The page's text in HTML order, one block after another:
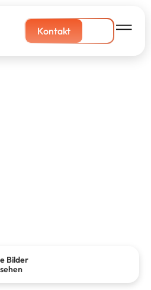
Kontakt
Bilder